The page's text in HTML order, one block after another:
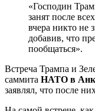
«Господин
занят после
вчера никто не
добавив, что
пообщаться».
Встреча Трампа и
саммита НАТО в
заявлял, что после